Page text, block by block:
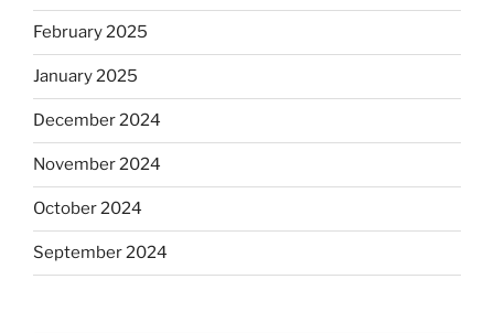
February 2025
January 2025
December 2024
November 2024
October 2024
September 2024